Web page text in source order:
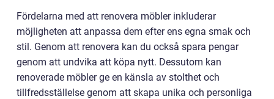
Fördelarna med att renovera möbler inkluderar
möjligheten att anpassa dem efter ens egna smak och
stil. Genom att renovera kan du också spara pengar
genom att undvika att köpa nytt. Dessutom kan
renoverade möbler ge en känsla av stolthet och
tillfredsställelse genom att skapa unika och personliga